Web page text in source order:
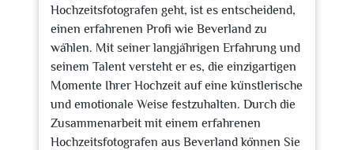
Hochzeitsfotografen geht, ist es entscheidend,
einen erfahrenen Profi wie Beverland zu
wählen. Mit seiner langjährigen Erfahrung und
seinem Talent versteht er es, die einzigartigen
Momente Ihrer Hochzeit auf eine künstlerische
und emotionale Weise festzuhalten. Durch die
Zusammenarbeit mit einem erfahrenen
Hochzeitsfotografen aus Beverland können Sie